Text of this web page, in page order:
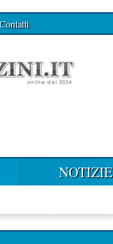
Contatti
NOTIZIE